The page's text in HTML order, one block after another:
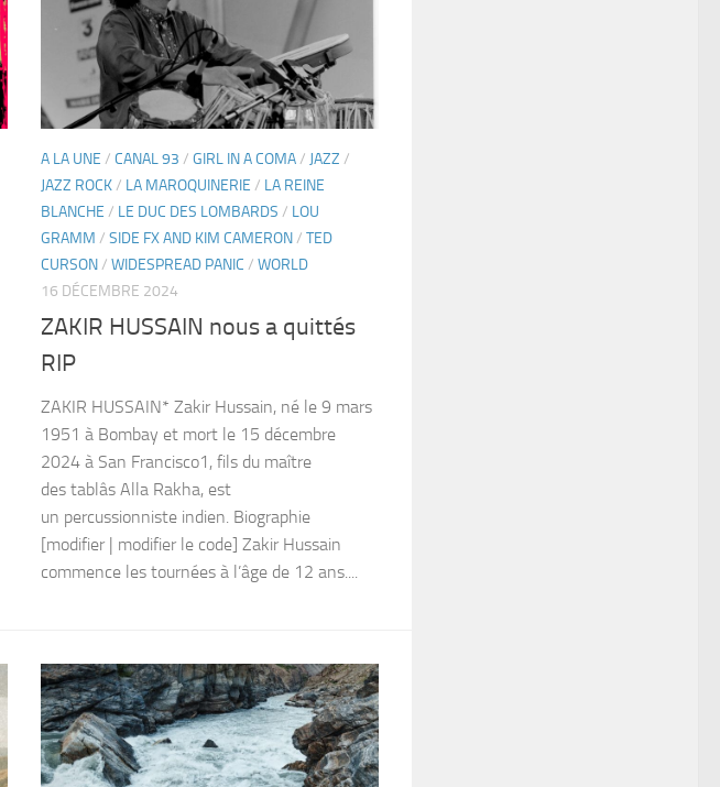
A LA UNE / CANAL 93 / GIRL IN A COMA/ JAZZ /
JAZZ ROCK/ LA MAROQUINERIE / LA REINE
BLANCHE / LE DUC DES LOMBARDS / LOU
GRAMM / SIDE FX AND KIM CAMERON/ TED
CURSON/ WIDESPREAD PANIC / WORLD
16 DÉCEMBRE 2024
ZAKIR HUSSAIN nous a quittés
RIP
ZAKIR HUSSAIN* Zakir Hussain, né le 9 mars
1951 à Bombay et mort le 15 décembre
2024 à San Francisco1, fils du maître
des tablâs Alla Rakha, est
un percussionniste indien. Biographie
[modifier | modifier le code] Zakir Hussain
commence les tournées à l’âge de 12 ans....